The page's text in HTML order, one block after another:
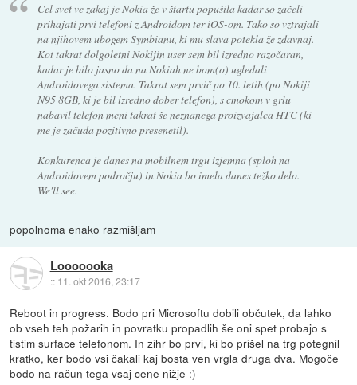
Cel svet ve zakaj je Nokia že v štartu popušila kadar so začeli
prihajati prvi telefoni z Androidom ter iOS-om. Tako so vztrajali
na njihovem ubogem Symbianu, ki mu slava potekla že zdavnaj.
Kot takrat dolgoletni Nokijin user sem bil izredno razočaran,
kadar je bilo jasno da na Nokiah ne bom(o) ugledali
Androidovega sistema. Takrat sem prvič po 10. letih (po Nokiji
N95 8GB, ki je bil izredno dober telefon), s cmokom v grlu
nabavil telefon meni takrat še neznanega proizvajalca HTC (ki
me je začuda pozitivno presenetil).
Konkurenca je danes na mobilnem trgu izjemna (sploh na
Androidovem področju) in Nokia bo imela danes težko delo.
We'll see.
popolnoma enako razmišljam
Looooooka
:: 11. okt 2016, 23:17
Reboot in progress. Bodo pri Microsoftu dobili občutek, da lahko
ob vseh teh požarih in povratku propadlih še oni spet probajo s
tistim surface telefonom. In zihr bo prvi, ki bo prišel na trg potegnil
kratko, ker bodo vsi čakali kaj bosta ven vrgla druga dva. Mogoče
bodo na račun tega vsaj cene nižje :)